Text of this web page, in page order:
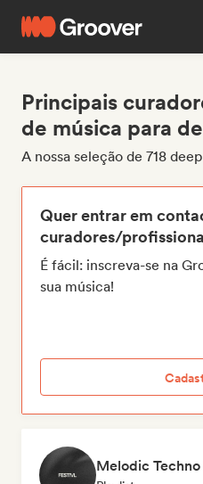
Principais
de música para
A nossa seleção de 718
Quer entrar em
curadores/
É fácil: inscreva-se na
sua música!